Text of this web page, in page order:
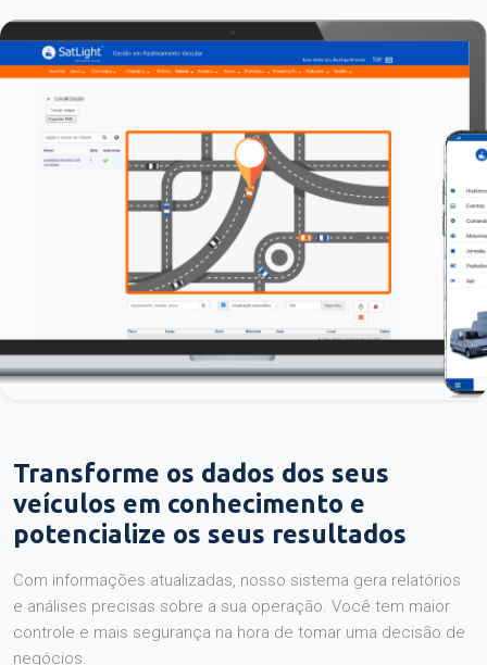
Transforme os dados dos seus
veículos em conhecimento e
potencialize os seus resultados
Com informações atualizadas, nosso sistema gera relatórios
e análises precisas sobre a sua operação. Você tem maior
controle e mais segurança na hora de tomar uma decisão de
negócios.